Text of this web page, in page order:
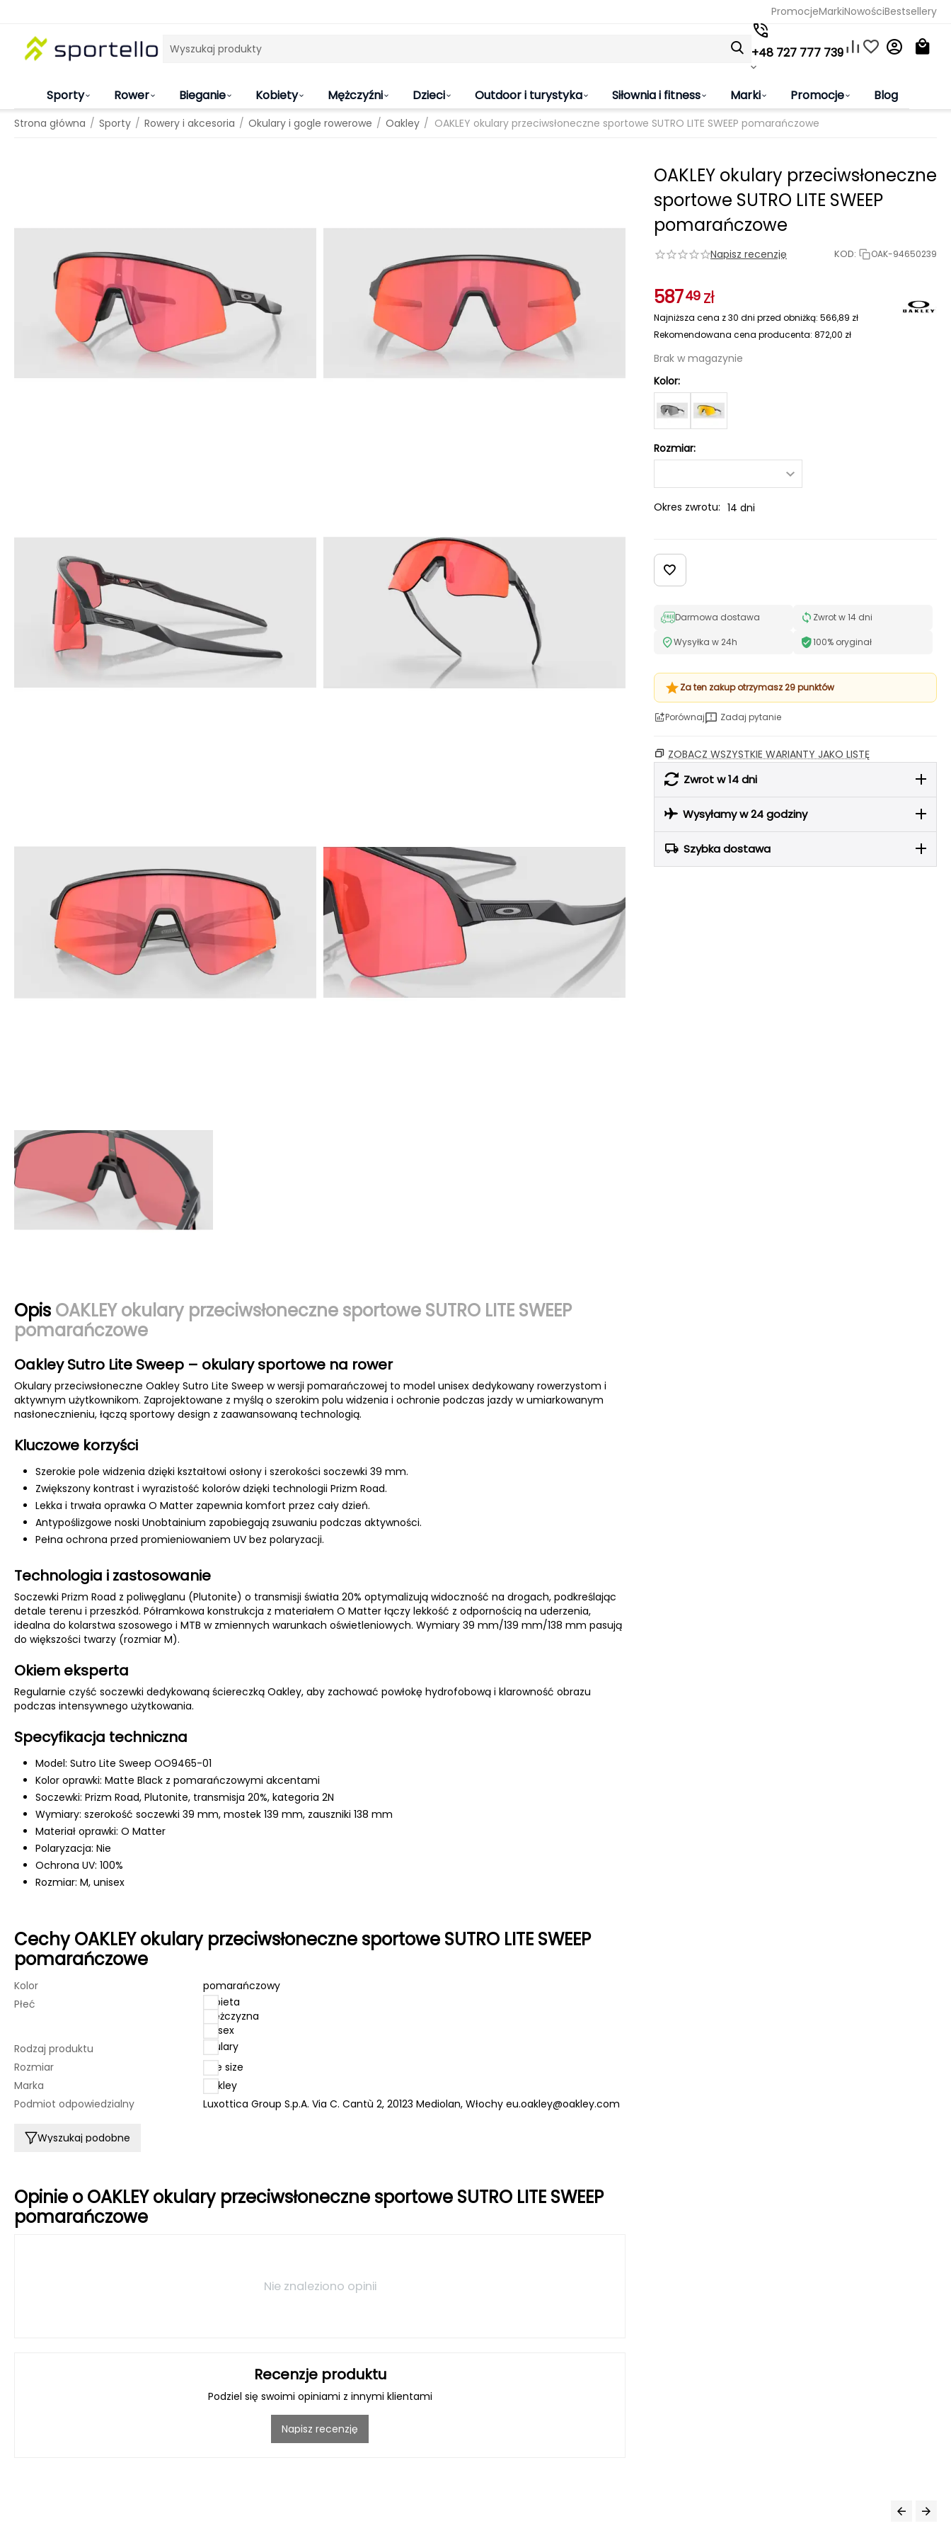
PromocjeMarkiNowościBestsellery
+48 727 777 739
Sporty Rower Bieganie Kobiety Mężczyźni Dzieci Outdoor i turystyka Siłownia i fitness Marki Promocje Blog
Strona główna / Sporty / Rowery i akcesoria / Okulary i gogle rowerowe / Oakley / OAKLEY okulary przeciwsłoneczne sportowe SUTRO LITE SWEEP pomarańczowe
OAKLEY okulary przeciwsłoneczne
sportowe SUTRO LITE SWEEP
pomarańczowe
Napisz recenzję KOD: OAK-94650239
58749 zł
Najniższa cena z 30 dni przed obniżką: 566,89 zł
Rekomendowana cena producenta: 872,00 zł
Brak w magazynie
Kolor:
Rozmiar:
Okres zwrotu: 14 dni
Darmowa dostawa Zwrot w 14 dni
Wysyłka w 24h 100% oryginał
Za ten zakup otrzymasz 29 punktów
Porównaj Zadaj pytanie
ZOBACZ WSZYSTKIE WARIANTY JAKO LISTĘ
Zwrot w 14 dni
Wysyłamy w 24 godziny
Szybka dostawa
Opis OAKLEY okulary przeciwsłoneczne sportowe SUTRO LITE SWEEP
pomarańczowe
Oakley Sutro Lite Sweep – okulary sportowe na rower
Okulary przeciwsłoneczne Oakley Sutro Lite Sweep w wersji pomarańczowej to model unisex dedykowany rowerzystom i
aktywnym użytkownikom. Zaprojektowane z myślą o szerokim polu widzenia i ochronie podczas jazdy w umiarkowanym
nasłonecznieniu, łączą sportowy design z zaawansowaną technologią.
Kluczowe korzyści
Szerokie pole widzenia dzięki kształtowi osłony i szerokości soczewki 39 mm.
Zwiększony kontrast i wyrazistość kolorów dzięki technologii Prizm Road.
Lekka i trwała oprawka O Matter zapewnia komfort przez cały dzień.
Antypoślizgowe noski Unobtainium zapobiegają zsuwaniu podczas aktywności.
Pełna ochrona przed promieniowaniem UV bez polaryzacji.
Technologia i zastosowanie
Soczewki Prizm Road z poliwęglanu (Plutonite) o transmisji światła 20% optymalizują widoczność na drogach, podkreślając
detale terenu i przeszkód. Półramkowa konstrukcja z materiałem O Matter łączy lekkość z odpornością na uderzenia,
idealna do kolarstwa szosowego i MTB w zmiennych warunkach oświetleniowych. Wymiary 39 mm/139 mm/138 mm pasują
do większości twarzy (rozmiar M).
Okiem eksperta
Regularnie czyść soczewki dedykowaną ściereczką Oakley, aby zachować powłokę hydrofobową i klarowność obrazu
podczas intensywnego użytkowania.
Specyfikacja techniczna
Model: Sutro Lite Sweep OO9465-01
Kolor oprawki: Matte Black z pomarańczowymi akcentami
Soczewki: Prizm Road, Plutonite, transmisja 20%, kategoria 2N
Wymiary: szerokość soczewki 39 mm, mostek 139 mm, zauszniki 138 mm
Materiał oprawki: O Matter
Polaryzacja: Nie
Ochrona UV: 100%
Rozmiar: M, unisex
Cechy OAKLEY okulary przeciwsłoneczne sportowe SUTRO LITE SWEEP
pomarańczowe
Kolor
pomarańczowy
Płeć
kobieta
mężczyzna
unisex
Rodzaj produktu
okulary
Rozmiar
one size
Marka
Oakley
Podmiot odpowiedzialny
Luxottica Group S.p.A. Via C. Cantù 2, 20123 Mediolan, Włochyeu.oakley@oakley.com
Wyszukaj podobne
Opinie o OAKLEY okulary przeciwsłoneczne sportowe SUTRO LITE SWEEP
pomarańczowe
Nie znaleziono opinii
Recenzje produktu
Podziel się swoimi opiniami z innymi klientami
Napisz recenzję